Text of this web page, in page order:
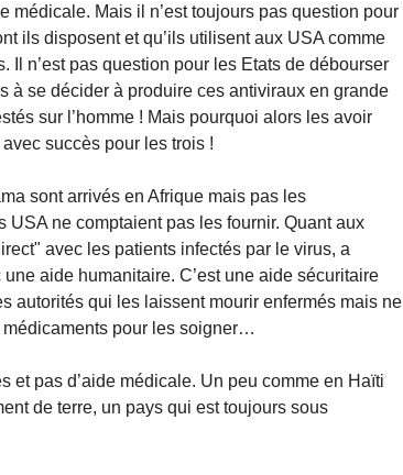
médicale. Mais il n’est toujours pas question pour
ils disposent et qu’ils utilisent aux USA comme
Il n’est pas question pour les Etats de débourser
à se décider à produire ces antiviraux en grande
sur l’homme ! Mais pourquoi alors les avoir
succès pour les trois !
sont arrivés en Afrique mais pas les
ne comptaient pas les fournir. Quant aux
avec les patients infectés par le virus, a
aide humanitaire. C’est une aide sécuritaire
autorités qui les laissent mourir enfermés mais ne
pour les soigner…
et pas d’aide médicale. Un peu comme en Haïti
de terre, un pays qui est toujours sous